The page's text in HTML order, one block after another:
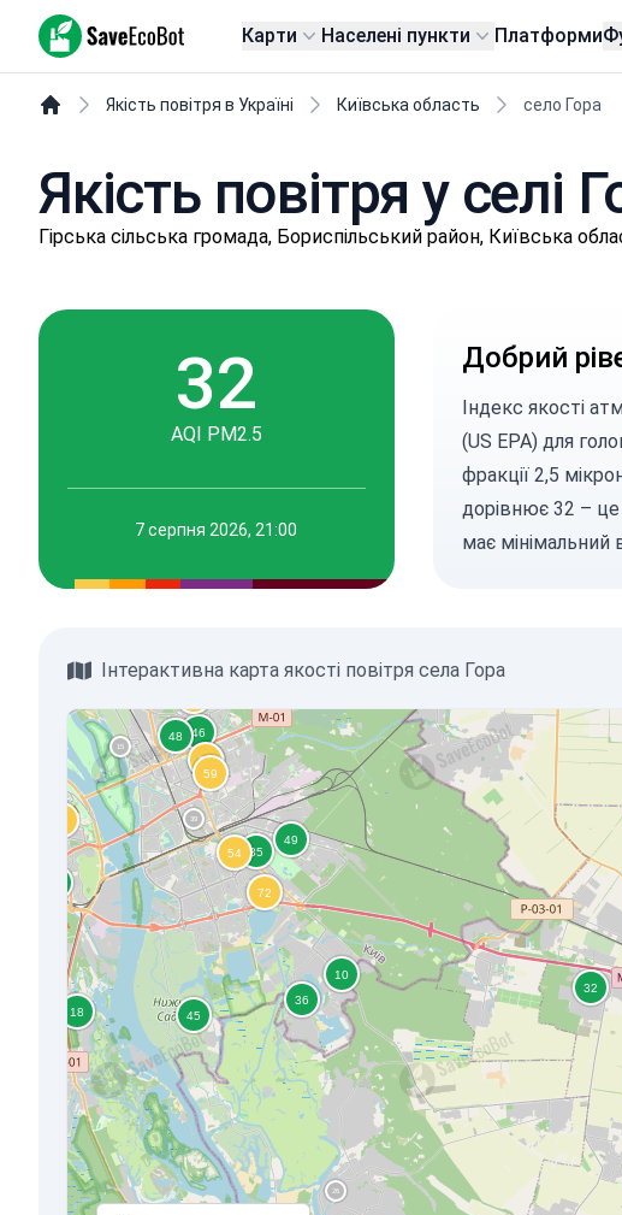
SaveEcoBot Карти Населені пункти Платформи
Якість повітря в Україні Київська область село Гора
Якість повітря у селі
Гіpськa сільська громада, Бориспільський район, Київська
32
AQI PM2.5
7 серпня 2026, 21:00
Добрий
Індекс якості
(US EPA) для
фракції 2,5
дорівнює 32 –
має
Інтерактивна карта якості повітря села Гора